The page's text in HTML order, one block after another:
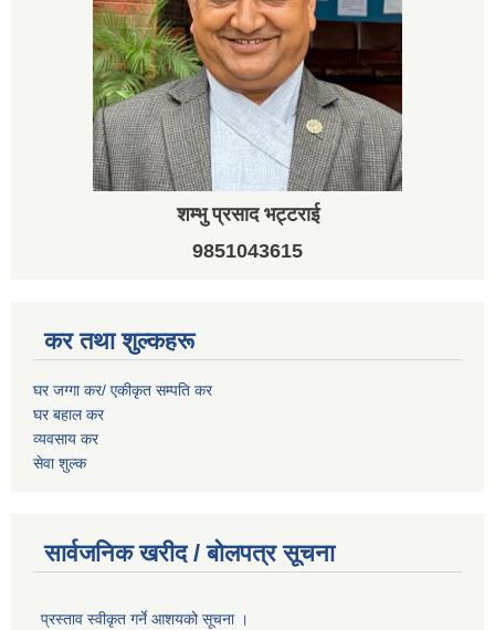
शम्भु प्रसाद भट्टराई
9851043615
कर तथा शुल्कहरू
घर जग्गा कर/ एकीकृत सम्पति कर
घर बहाल कर
व्यवसाय कर
सेवा शुल्क
सार्वजनिक खरीद / बोलपत्र सूचना
प्रस्ताव स्वीकृत गर्ने आशयको सूचना ।